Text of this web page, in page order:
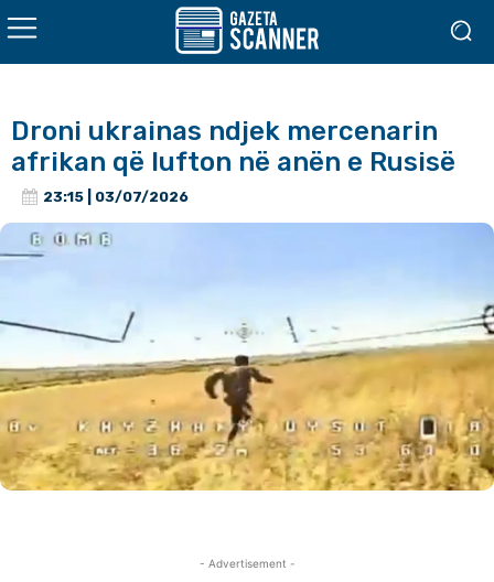
Droni ukrainas ndjek mercenarin
afrikan që lufton në anën e Rusisë
23:15 | 03/07/2026
- Advertisement -